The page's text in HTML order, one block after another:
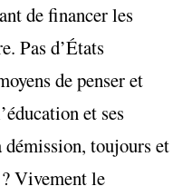
de financer les
Pas d’États
de penser et
et ses
toujours et
Vivement le